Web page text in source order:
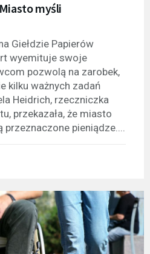
myśli
Giełdzie Papierów
wyemituje swoje
pozwolą na zarobek,
kilku ważnych zadań
Heidrich, rzeczniczka
przekazała, że miasto
przeznaczone pieniądze....